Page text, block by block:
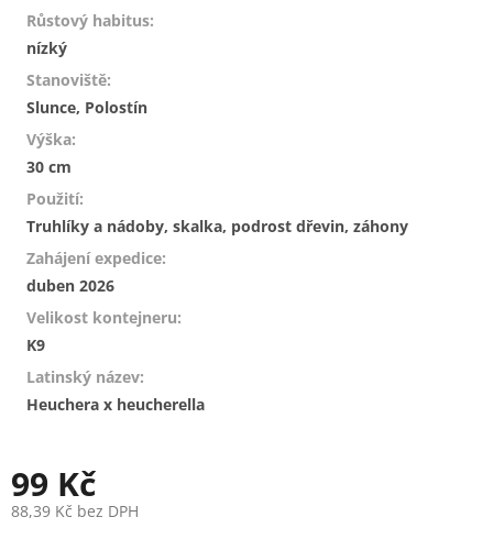
Růstový habitus:
nízký
Stanoviště:
Slunce, Polostín
Výška:
30 cm
Použití:
Truhlíky a nádoby, skalka, podrost dřevin, záhony
Zahájení expedice:
duben 2026
Velikost kontejneru:
K9
Latinský název:
Heuchera x heucherella
99 Kč
88,39 Kč bez DPH